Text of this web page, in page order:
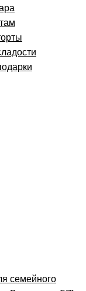
семейного